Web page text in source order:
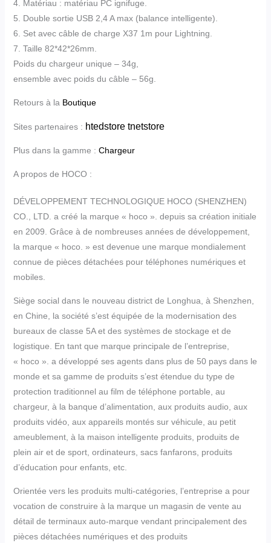
4. Matériau : matériau PC ignifuge.
5. Double sortie USB 2,4 A max (balance intelligente).
6. Set avec câble de charge X37 1m pour Lightning.
7. Taille 82*42*26mm.
Poids du chargeur unique – 34g,
ensemble avec poids du câble – 56g.
Retours à la Boutique
Sites partenaires : htedstore tnetstore
Plus dans la gamme : Chargeur
A propos de HOCO :
DÉVELOPPEMENT TECHNOLOGIQUE HOCO (SHENZHEN)
CO., LTD. a créé la marque « hoco ». depuis sa création initiale
en 2009. Grâce à de nombreuses années de développement,
la marque « hoco. » est devenue une marque mondialement
connue de pièces détachées pour téléphones numériques et
mobiles.
Siège social dans le nouveau district de Longhua, à Shenzhen,
en Chine, la société s’est équipée de la modernisation des
bureaux de classe 5A et des systèmes de stockage et de
logistique. En tant que marque principale de l’entreprise,
« hoco ». a développé ses agents dans plus de 50 pays dans le
monde et sa gamme de produits s’est étendue du type de
protection traditionnel au film de téléphone portable, au
chargeur, à la banque d’alimentation, aux produits audio, aux
produits vidéo, aux appareils montés sur véhicule, au petit
ameublement, à la maison intelligente produits, produits de
plein air et de sport, ordinateurs, sacs fanfarons, produits
d’éducation pour enfants, etc.
Orientée vers les produits multi-catégories, l’entreprise a pour
vocation de construire à la marque un magasin de vente au
détail de terminaux auto-marque vendant principalement des
pièces détachées numériques et des produits